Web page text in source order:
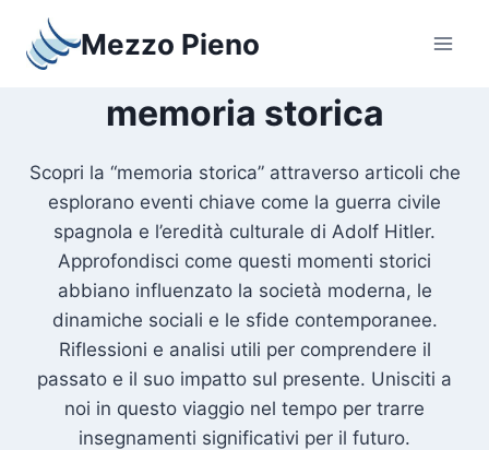
contenuto
Mezzo Pieno
memoria storica
Scopri la “memoria storica” attraverso articoli che
esplorano eventi chiave come la guerra civile
spagnola e l’eredità culturale di Adolf Hitler.
Approfondisci come questi momenti storici
abbiano influenzato la società moderna, le
dinamiche sociali e le sfide contemporanee.
Riflessioni e analisi utili per comprendere il
passato e il suo impatto sul presente. Unisciti a
noi in questo viaggio nel tempo per trarre
insegnamenti significativi per il futuro.